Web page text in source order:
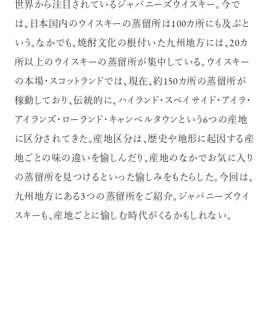
世界から注目されているジャパニーズウイスキー。今で
は、日本国内のウイスキーの蒸留所は100カ所にも及ぶと
いう。なかでも、焼酎文化の根付いた九州地方には、20カ
所以上のウイスキーの蒸留所が集中している。ウイスキー
の本場・スコットランドでは、現在、約150カ所の蒸留所が
稼動しており、伝統的に、ハイランド・スペイサイド・アイラ・
アイランズ・ローランド・キャンベルタウンという6つの産地
に区分されてきた。産地区分は、歴史や地形に起因する産
地ごとの味の違いを愉しんだり、産地のなかでお気に入り
の蒸留所を見つけるといった愉しみをもたらした。今回は、
九州地方にある3つの蒸留所をご紹介。ジャパニーズウイ
スキーも、産地ごとに愉しむ時代がくるかもしれない。